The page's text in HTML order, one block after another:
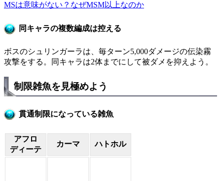
MSは意味がない？なぜMSM以上なのか
同キャラの複数編成は控える
ボスのシュリンガーラは、毎ターン5,000ダメージの伝染霧
攻撃をする。同キャラは2体までにして被ダメを抑えよう。
制限雑魚を見極めよう
貫通制限になっている雑魚
アフロ
ディーテ
カーマ ハトホル